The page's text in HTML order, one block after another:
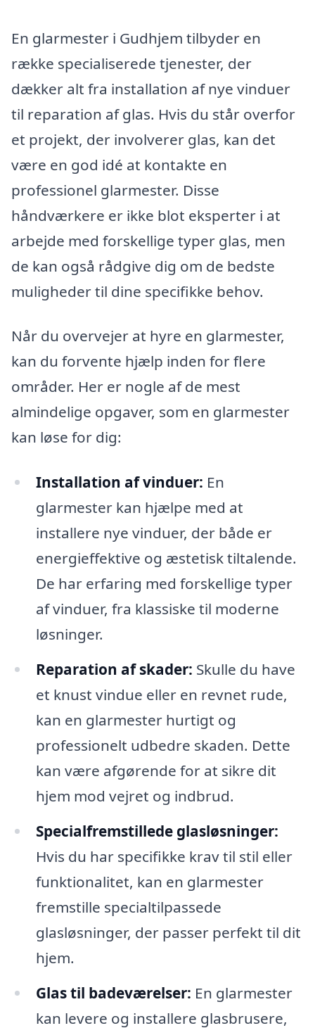
En glarmester i Gudhjem tilbyder en
række specialiserede tjenester, der
dækker alt fra installation af nye vinduer
til reparation af glas. Hvis du står overfor
et projekt, der involverer glas, kan det
være en god idé at kontakte en
professionel glarmester. Disse
håndværkere er ikke blot eksperter i at
arbejde med forskellige typer glas, men
de kan også rådgive dig om de bedste
muligheder til dine specifikke behov.
Når du overvejer at hyre en glarmester,
kan du forvente hjælp inden for flere
områder. Her er nogle af de mest
almindelige opgaver, som en glarmester
kan løse for dig:
Installation af vinduer: En
glarmester kan hjælpe med at
installere nye vinduer, der både er
energieffektive og æstetisk tiltalende.
De har erfaring med forskellige typer
af vinduer, fra klassiske til moderne
løsninger.
Reparation af skader: Skulle du have
et knust vindue eller en revnet rude,
kan en glarmester hurtigt og
professionelt udbedre skaden. Dette
kan være afgørende for at sikre dit
hjem mod vejret og indbrud.
Specialfremstillede glasløsninger:
Hvis du har specifikke krav til stil eller
funktionalitet, kan en glarmester
fremstille specialtilpassede
glasløsninger, der passer perfekt til dit
hjem.
Glas til badeværelser: En glarmester
kan levere og installere glasbrusere,